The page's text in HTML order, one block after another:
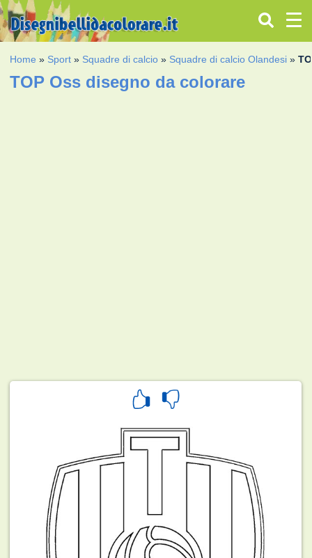
Home » Sport » Squadre di calcio » Squadre di calcio Olandesi »
TOP Oss disegno da colorare